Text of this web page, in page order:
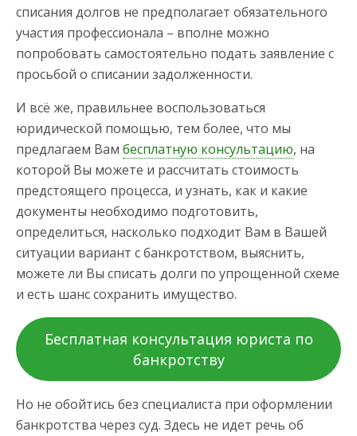
списания долгов не предполагает обязательного
участия профессионала – вполне можно
попробовать самостоятельно подать заявление с
просьбой о списании задолженности.
И всё же, правильнее воспользоваться
юридической помощью, тем более, что мы
предлагаем Вам бесплатную консультацию, на
которой Вы можете и рассчитать стоимость
предстоящего процесса, и узнать, как и какие
документы необходимо подготовить,
определиться, насколько подходит Вам в Вашей
ситуации вариант с банкротством, выяснить,
можете ли Вы списать долги по упрощенной схеме
и есть шанс сохранить имущество.
Бесплатная консультация юриста по
банкротству
Но не обойтись без специалиста при оформлении
банкротства через суд. Здесь не идет речь об